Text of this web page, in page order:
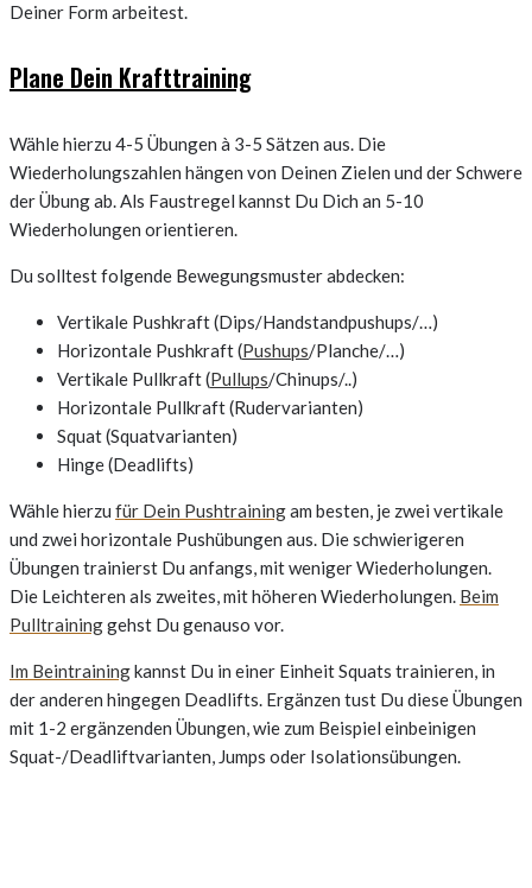
Deiner Form arbeitest.
Plane Dein Krafttraining
Wähle hierzu 4-5 Übungen à 3-5 Sätzen aus. Die
Wiederholungszahlen hängen von Deinen Zielen und der Schwere
der Übung ab. Als Faustregel kannst Du Dich an 5-10
Wiederholungen orientieren.
Du solltest folgende Bewegungsmuster abdecken:
Vertikale Pushkraft (Dips/Handstandpushups/…)
Horizontale Pushkraft (Pushups/Planche/…)
Vertikale Pullkraft (Pullups/Chinups/..)
Horizontale Pullkraft (Rudervarianten)
Squat (Squatvarianten)
Hinge (Deadlifts)
Wähle hierzu für Dein Pushtrainingam besten, je zwei vertikale
und zwei horizontale Pushübungen aus. Die schwierigeren
Übungen trainierst Du anfangs, mit weniger Wiederholungen.
Die Leichteren als zweites, mit höheren Wiederholungen. Beim
Pulltraininggehst Du genauso vor.
Im Beintrainingkannst Du in einer Einheit Squats trainieren, in
der anderen hingegen Deadlifts. Ergänzen tust Du diese Übungen
mit 1-2 ergänzenden Übungen, wie zum Beispiel einbeinigen
Squat-/Deadliftvarianten, Jumps oder Isolationsübungen.